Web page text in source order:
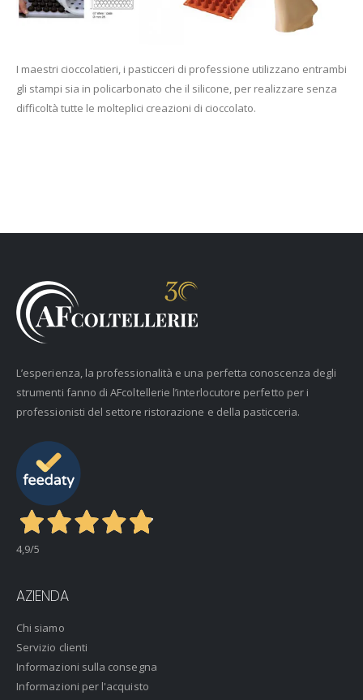
I maestri cioccolatieri, i pasticceri di professione utilizzano entrambi
gli stampi sia in policarbonato che il silicone, per realizzare senza
difficoltà tutte le molteplici creazioni di cioccolato.
L’esperienza, la professionalità e una perfetta conoscenza degli
strumenti fanno di AFcoltellerie l’interlocutore perfetto per i
professionisti del settore ristorazione e della pasticceria.
4,9/5
AZIENDA
Chi siamo
Servizio clienti
Informazioni sulla consegna
Informazioni per l'acquisto